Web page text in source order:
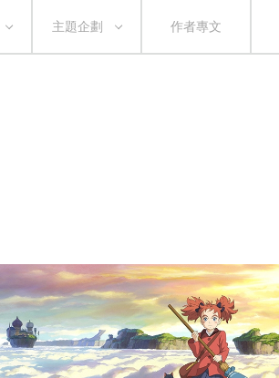
主題企劃 作者專文